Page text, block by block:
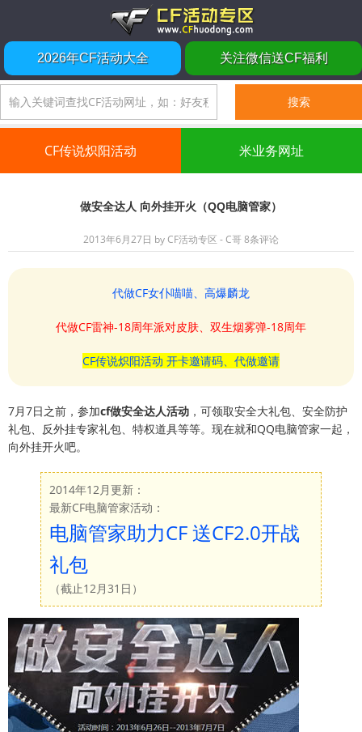
2026年CF活动大全 关注微信送CF福利
CF传说炽阳活动 米业务网址
做安全达人 向外挂开火（QQ电脑管家）
2013年6月27日 byCF活动专区 - C哥8条评论
代做CF女仆喵喵、高爆麟龙
代做CF雷神-18周年派对皮肤、双生烟雾弹-18周年
CF传说炽阳活动 开卡邀请码、代做邀请
7月7日之前，参加cf做安全达人活动 ，可领取安全大礼包、安全防护
礼包、反外挂专家礼包、特权道具等等。现在就和QQ电脑管家一起，
向外挂开火吧。
2014年12月更新：
最新CF电脑管家活动：
电脑管家助力CF 送CF2.0开战
礼包
（截止12月31日）